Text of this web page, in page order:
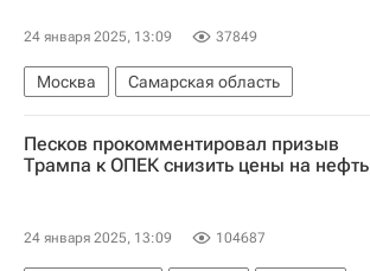
24 января 2025, 13:09 37849
Москва
Самарская область
Санкт-Петербург
Санкции в отношении России
Песков прокомментировал призыв
Трампа к ОПЕК снизить цены на нефть
24 января 2025, 13:09 104687